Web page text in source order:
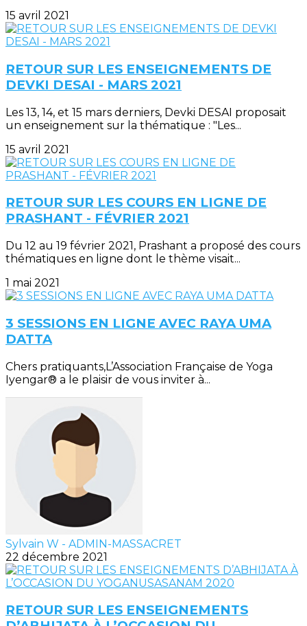
15 avril 2021
RETOUR SUR LES ENSEIGNEMENTS DE
DEVKI DESAI - MARS 2021
Les 13, 14, et 15 mars derniers, Devki DESAI proposait
un enseignement sur la thématique : "Les...
15 avril 2021
RETOUR SUR LES COURS EN LIGNE DE
PRASHANT - FÉVRIER 2021
Du 12 au 19 février 2021, Prashant a proposé des cours
thématiques en ligne dont le thème visait...
1 mai 2021
3 SESSIONS EN LIGNE AVEC RAYA UMA
DATTA
Chers pratiquants,L’Association Française de Yoga
Iyengar® a le plaisir de vous inviter à...
Sylvain W - ADMIN-MASSACRET
22 décembre 2021
RETOUR SUR LES ENSEIGNEMENTS